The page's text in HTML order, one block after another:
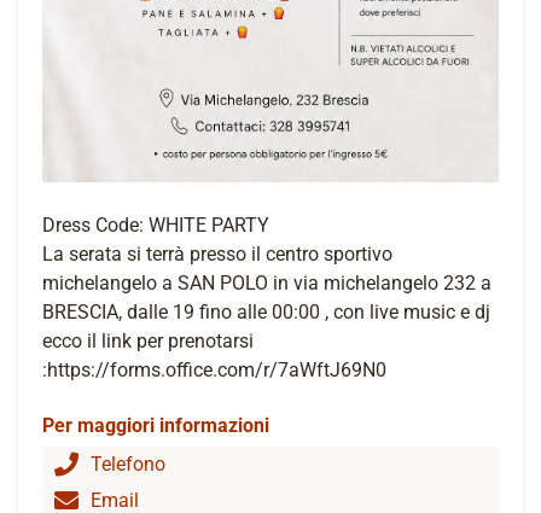
Dress Code: WHITE PARTY
La serata si terrà presso il centro sportivo
michelangelo a SAN POLO in via michelangelo 232 a
BRESCIA, dalle 19 fino alle 00:00 , con live music e dj
ecco il link per prenotarsi
:https://forms.office.com/r/7aWftJ69N0
Per maggiori informazioni
Telefono
Email